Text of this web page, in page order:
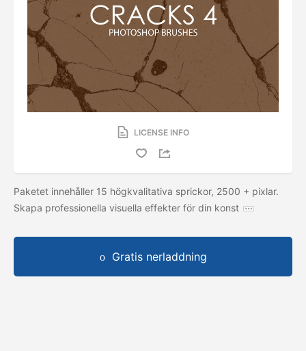
LICENSE INFO
Paketet innehåller 15 högkvalitativa sprickor, 2500 + pixlar.
Skapa professionella visuella effekter för din konst
Gratis nerladdning